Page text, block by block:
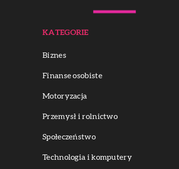
KATEGORIE
Biznes
Finanse osobiste
Motoryzacja
Przemysł i rolnictwo
Społeczeństwo
Technologia i komputery